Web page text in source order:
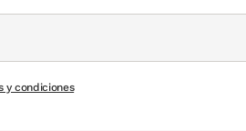
y condiciones